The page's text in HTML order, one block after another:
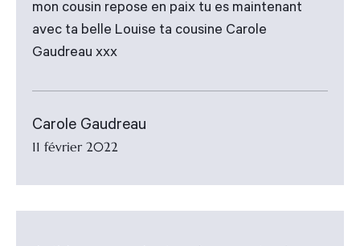
mon cousin repose en paix tu es maintenant
avec ta belle Louise ta cousine Carole
Gaudreau xxx
Carole Gaudreau
11 février 2022